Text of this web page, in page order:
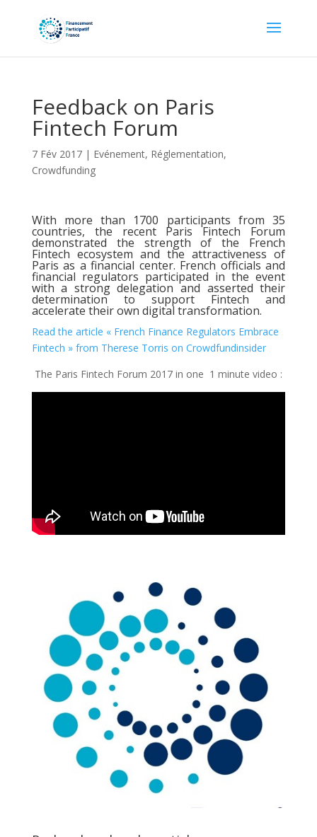
Feedback on Paris
Fintech Forum
7 Fév 2017| Evénement, Réglementation,
Crowdfunding
With more than 1700 participants from 35
countries, the recent Paris Fintech Forum
demonstrated the strength of the French
Fintech ecosystem and the attractiveness of
Paris as a financial center. French officials and
financial regulators participated in the event
with a strong delegation and asserted their
determination to support Fintech and
accelerate their own digital transformation.
Read the article « French Finance Regulators Embrace
Fintech » from Therese Torris on Crowdfundinsider
The Paris Fintech Forum 2017 in one 1 minute video :